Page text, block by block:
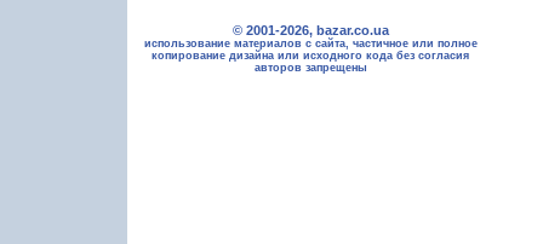
© 2001-2026, bazar.co.ua
использование материалов с сайта, частичное или полное
копирование дизайна или исходного кода без согласия
авторов запрещены